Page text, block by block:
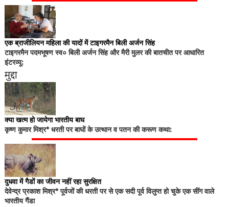
एक ब्राजीलियन महिला की यादों में टाइगरमैन बिली अर्जन सिंह
टाइगरमैन पदमभूषण स्व० बिली अर्जन सिंह और मैरी मुलर की बातचीत पर आधारित
इंटरव्यू:
मुद्दा
क्या खत्म हो जायेगा भारतीय बाघ
कृष्ण कुमार मिश्र* धरती पर बाघों के उत्थान व पतन की करूण कथा:
दुधवा में गैडों का जीवन नहीं रहा सुरक्षित
देवेन्द्र प्रकाश मिश्र* पूर्वजों की धरती पर से एक सदी पूर्व विलुप्त हो चुके एक सींग वाले
भारतीय गैंडा